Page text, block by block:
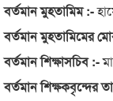
বর্তমান মুহতামিম :-
বর্তমান মুহতামিমের
বর্তমান শিক্ষাসচিব :-
বর্তমান শিক্ষকবৃন্দের